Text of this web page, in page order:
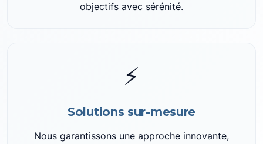
objectifs avec sérénité.
⚡
Solutions sur-mesure
Nous garantissons une approche innovante,